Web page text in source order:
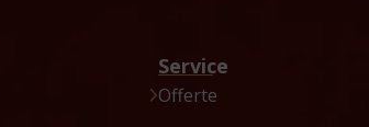
Service
Offerte